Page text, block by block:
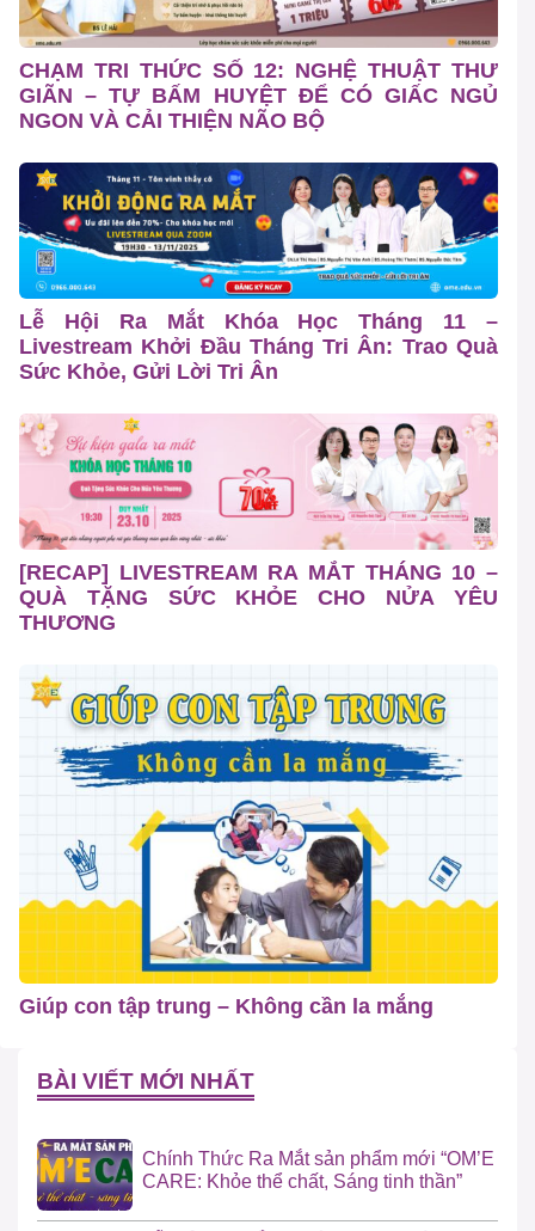
CHẠM TRI THỨC SỐ 12: NGHỆ THUẬT THƯ
GIÃN – TỰ BẤM HUYỆT ĐỂ CÓ GIẤC NGỦ
NGON VÀ CẢI THIỆN NÃO BỘ
Lễ Hội Ra Mắt Khóa Học Tháng 11 –
Livestream Khởi Đầu Tháng Tri Ân: Trao Quà
Sức Khỏe, Gửi Lời Tri Ân
[RECAP] LIVESTREAM RA MẮT THÁNG 10 –
QUÀ TẶNG SỨC KHỎE CHO NỬA YÊU
THƯƠNG
Giúp con tập trung – Không cần la mắng
BÀI VIẾT MỚI NHẤT
Chính Thức Ra Mắt sản phẩm mới “OM’E
CARE: Khỏe thể chất, Sáng tinh thần”